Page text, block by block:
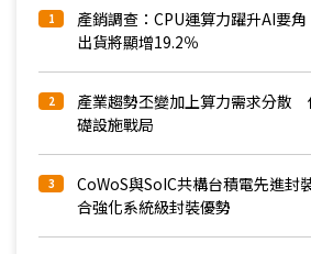
1
產銷調查：CPU運算力躍升AI要
出貨將顯增19.2％
2
產業趨勢丕變加上算力需求分散
礎設施戰局
3
CoWoS與SoIC共構台積電先進
合強化系統級封裝優勢